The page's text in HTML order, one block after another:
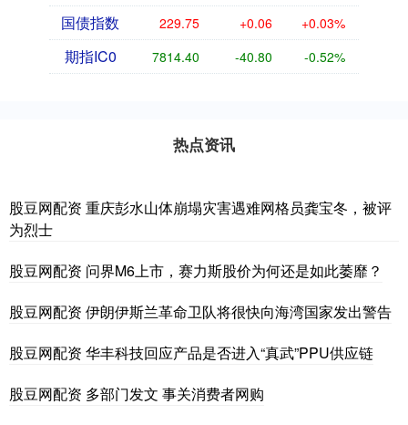
国债指数 229.75 +0.06 +0.03%
期指IC0 7814.40 -40.80 -0.52%
热点资讯
股豆网配资 重庆彭水山体崩塌灾害遇难网格员龚宝冬，被评
为烈士
股豆网配资 问界M6上市，赛力斯股价为何还是如此萎靡？
股豆网配资 伊朗伊斯兰革命卫队将很快向海湾国家发出警告
股豆网配资 华丰科技回应产品是否进入“真武”PPU供应链
股豆网配资 多部门发文 事关消费者网购